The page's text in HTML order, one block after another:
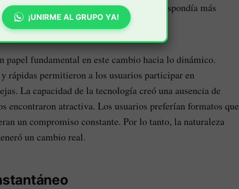
la innovación creó un formato que respondía más
papel fundamental en este cambio hacia lo dinámico.
rápidas permitieron a los usuarios participar en
La capacidad de la tecnología creó una ausencia de
encontraron atractiva. Los usuarios preferían formatos que
un compromiso constante. Por lo tanto, la naturaleza
un cambio real.
¡UNIRME AL GRUPO YA!